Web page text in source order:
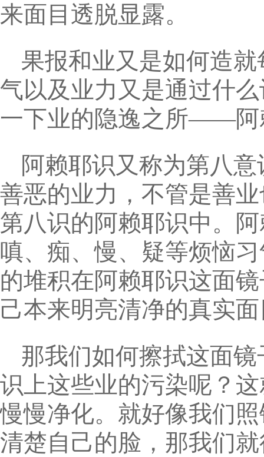
来面目透脱显露。
果报和业又是如何造
气以及业力又是通过什
一下业的隐逸之所——阿
阿赖耶识又称为第八
善恶的业力，不管是善
第八识的阿赖耶识中。
嗔、痴、慢、疑等烦恼
的堆积在阿赖耶识这面
己本来明亮清净的真实
那我们如何擦拭这面
识上这些业的污染呢？
慢慢净化。就好像我们
清楚自己的脸，那我们